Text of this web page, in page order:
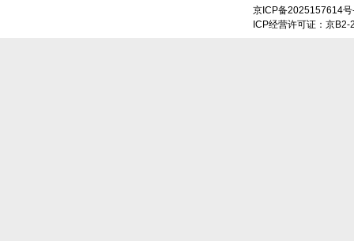
京ICP备2025157614
ICP经营许可证：京